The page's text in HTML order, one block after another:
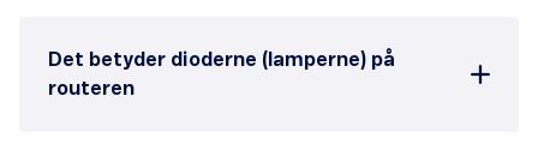
Det betyder dioderne (lamperne) på
routeren